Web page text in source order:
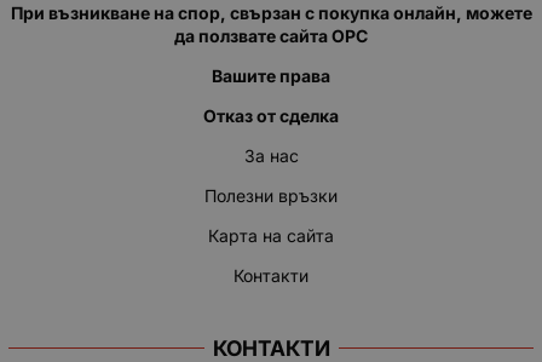
При възникване на спор, свързан с покупка онлайн, можете
да ползвате сайта ОРС
Вашите права
Отказ от сделка
За нас
Полезни връзки
Карта на сайта
Контакти
КОНТАКТИ